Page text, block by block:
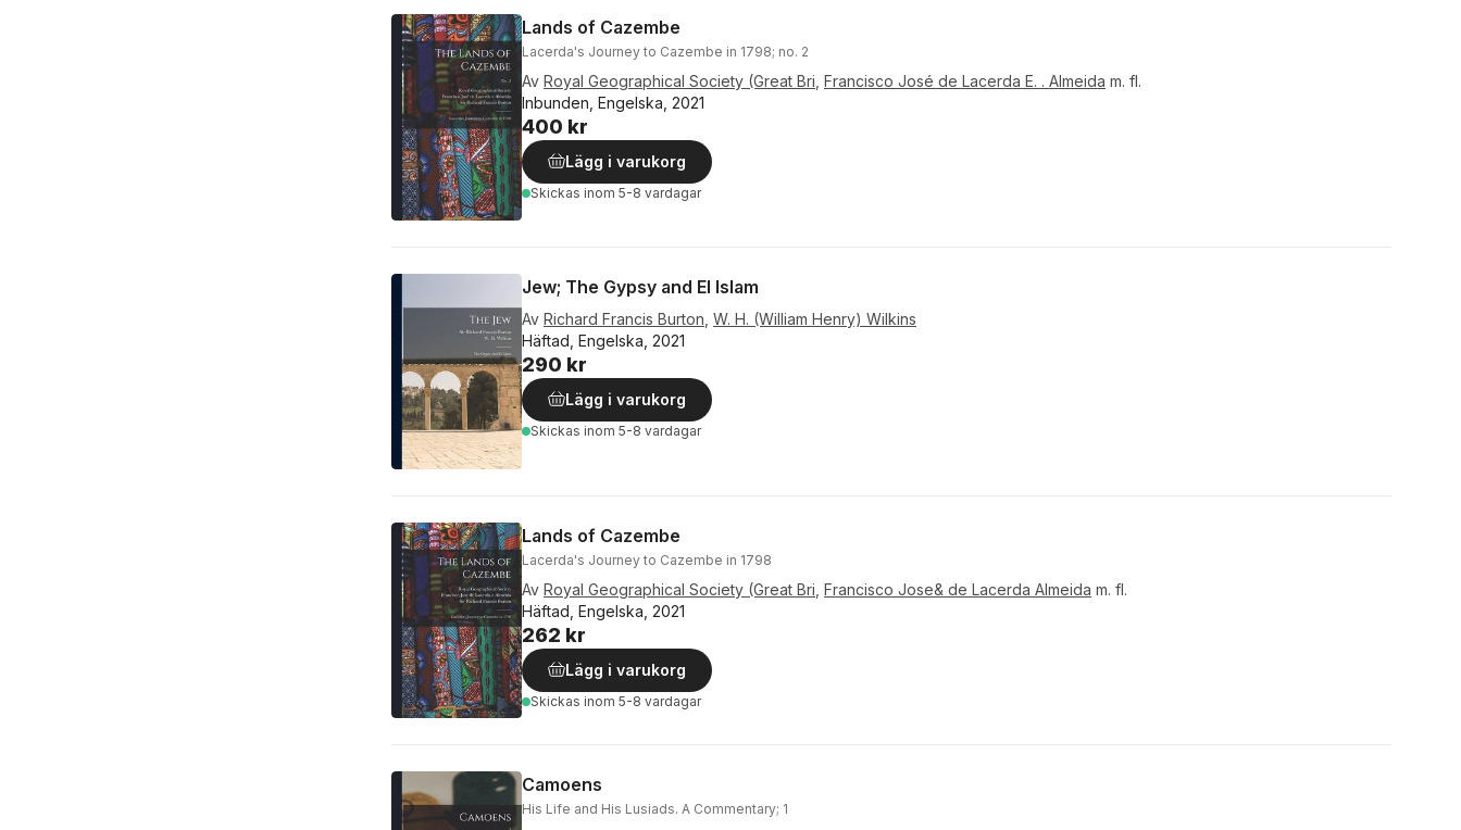
Lands of Cazembe
Lacerda's Journey to Cazembe in 1798; no. 2
Av Royal Geographical Society (Great Bri Francisco José de Lacerda E. . Almeida m. fl.
Inbunden, Engelska, 2021
400 kr
Lägg i varukorg
Skickas inom 5-8 vardagar
Jew; The Gypsy and El Islam
Av Richard Francis Burton W. H. (William Henry) Wilkins
Häftad, Engelska, 2021
290 kr
Lägg i varukorg
Skickas inom 5-8 vardagar
Lands of Cazembe
Lacerda's Journey to Cazembe in 1798
Av Royal Geographical Society (Great Bri Francisco Jose& de Lacerda Almeida m. fl.
Häftad, Engelska, 2021
262 kr
Lägg i varukorg
Skickas inom 5-8 vardagar
Camoens
His Life and His Lusiads. A Commentary; 1